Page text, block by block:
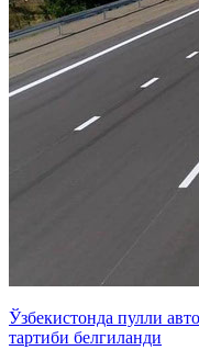
Ўзбекистонда пулли
тартиби белгиланди